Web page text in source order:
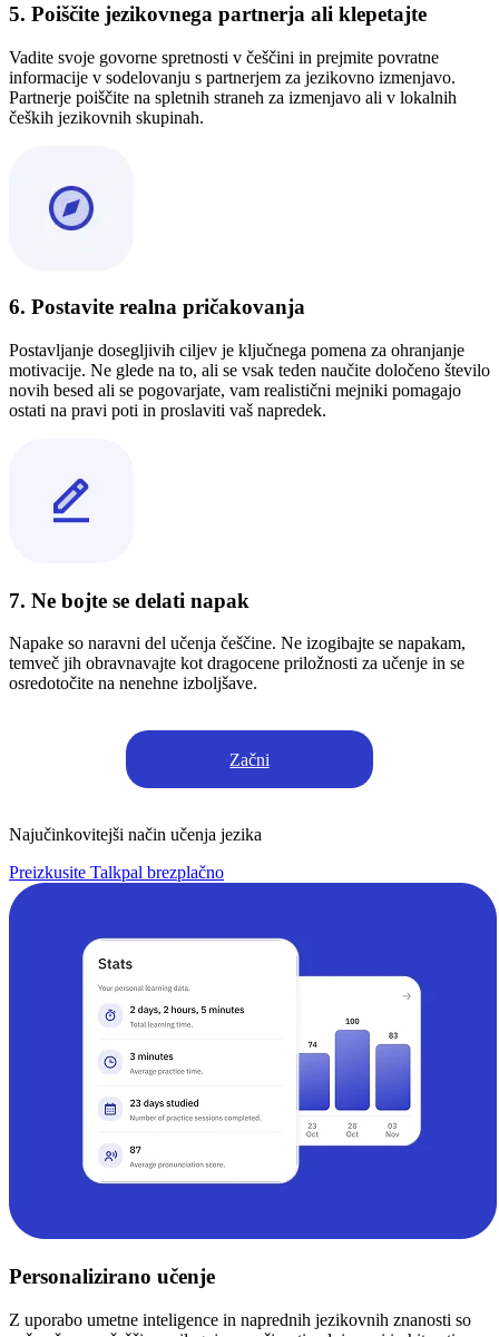
5. Poiščite jezikovnega partnerja ali klepetajte
Vadite svoje govorne spretnosti v češčini in prejmite povratne
informacije v sodelovanju s partnerjem za jezikovno izmenjavo.
Partnerje poiščite na spletnih straneh za izmenjavo ali v lokalnih
čeških jezikovnih skupinah.
6. Postavite realna pričakovanja
Postavljanje dosegljivih ciljev je ključnega pomena za ohranjanje
motivacije. Ne glede na to, ali se vsak teden naučite določeno število
novih besed ali se pogovarjate, vam realistični mejniki pomagajo
ostati na pravi poti in proslaviti vaš napredek.
7. Ne bojte se delati napak
Napake so naravni del učenja češčine. Ne izogibajte se napakam,
temveč jih obravnavajte kot dragocene priložnosti za učenje in se
osredotočite na nenehne izboljšave.
Začni
Najučinkovitejši način učenja jezika
Preizkusite Talkpal brezplačno
Personalizirano učenje
Z uporabo umetne inteligence in naprednih jezikovnih znanosti so